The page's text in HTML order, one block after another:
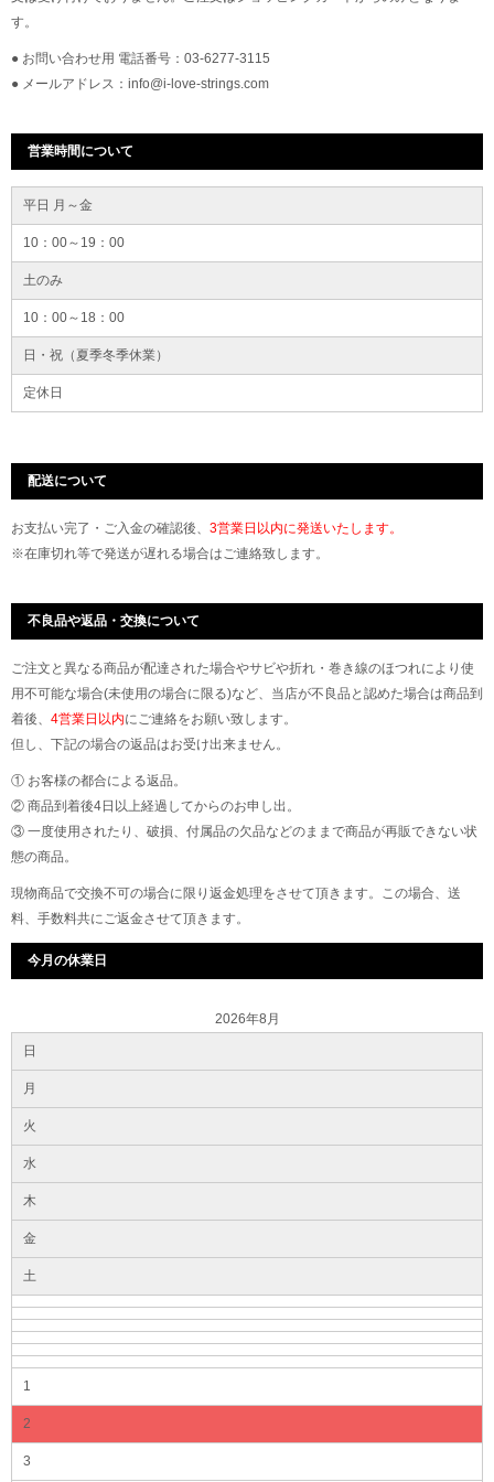
す。
● お問い合わせ用 電話番号：03-6277-3115
● メールアドレス：info@i-love-strings.com
営業時間について
平日 月～金
10：00～19：00
土のみ
10：00～18：00
日・祝（夏季冬季休業）
定休日
配送について
お支払い完了・ご入金の確認後、 3営業日以内に発送いたします。
※在庫切れ等で発送が遅れる場合はご連絡致します。
不良品や返品・交換について
ご注文と異なる商品が配達された場合やサビや折れ・巻き線のほつれにより使
用不可能な場合(未使用の場合に限る)など、当店が不良品と認めた場合は商品到
着後、 4営業日以内にご連絡をお願い致します。
但し、下記の場合の返品はお受け出来ません。
① お客様の都合による返品。
② 商品到着後4日以上経過してからのお申し出。
③ 一度使用されたり、破損、付属品の欠品などのままで商品が再販できない状
態の商品。
現物商品で交換不可の場合に限り返金処理をさせて頂きます。この場合、送
料、手数料共にご返金させて頂きます。
今月の休業日
2026年8月
日
月
火
水
木
金
土
1
2
3